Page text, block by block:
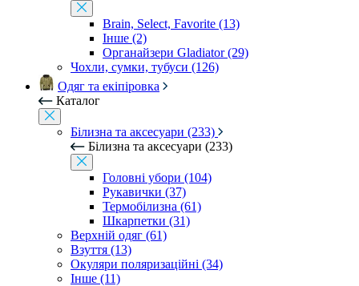
Brain, Select, Favorite (13)
Інше (2)
Органайзери Gladiator (29)
Чохли, сумки, тубуси (126)
Одяг та екіпіровка
Каталог
Білизна та аксесуари (233)
Білизна та аксесуари (233)
Головні убори (104)
Рукавички (37)
Термобілизна (61)
Шкарпетки (31)
Верхній одяг (61)
Взуття (13)
Окуляри поляризаційні (34)
Інше (11)